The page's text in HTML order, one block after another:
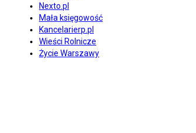
Nexto.pl
Mała księgowość
Kancelarierp.pl
Wieści Rolnicze
Życie Warszawy